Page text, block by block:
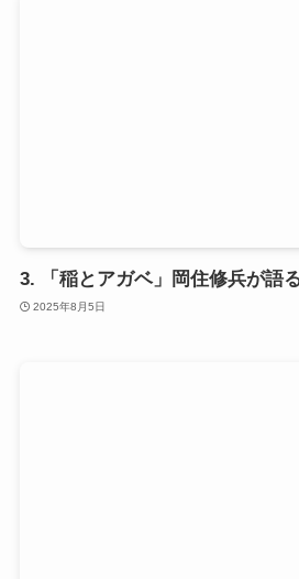
3. 「稲とアガベ」岡住修兵が語
2025年8月5日